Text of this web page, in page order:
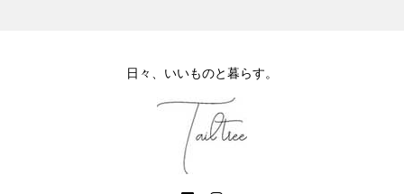
日々、いいものと暮らす。